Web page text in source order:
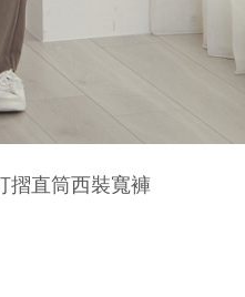
摺直筒西裝寬褲